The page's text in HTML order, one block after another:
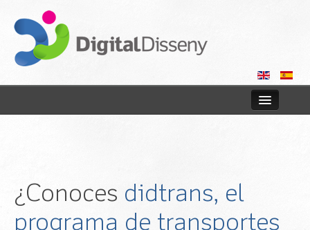
Web
Consultoría
¿Conoces didtrans, el
programa de transportes